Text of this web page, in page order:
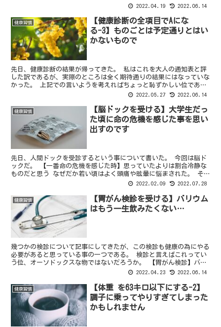
り、それが何もしなくても解消してくれるのである。 する...
2022.04.19 2022.06.14
健康習慣
【健康診断の全項目でAにな
る-3】ものごとは予定通りとはい
かないもので
先日、健康診断の結果が帰ってきた。 私はこれを大人の通知表と評
した訳であるが、実際のところは全く期待通りの結果にはなっていな
かった。 上記での言いようを考えればちょっと恥ずかしい位であ
る。 【では結果は】一年前よりも悪い、いや内容は大した事...
2022.05.27 2022.06.14
健康習慣
【脳ドックを受ける】大学生だっ
た頃に命の危機を感じた事を思い
出すのです
先日、人間ドックを受診するという事について書いた。 今回は脳ド
ックだ。 【一番命の危機を感じた時】思っていたよりは割合冷静な
ものだと思う なぜだか若い頃はよく頭痛や眩暈に悩まされた。 そ
れ以降、年を重ねても年に2回位周期的に発生していた気が...
2022.02.09 2022.07.28
健康習慣
【胃がん検診を受ける】バリウム
はもう一生飲みたくない…
幾つかの検診について記事にしてきたが、この検診も健康の為にやる
必要があると思っている事の一つである。 検診と言えばこれってい
う位、オーソドックスな物ではないだろうか。 【胃がん検診】バリ
ウムと胃カメラの２通りあります 胃がん検診には２通りあ...
2022.04.23 2022.06.14
健康習慣
【体重 を63キロ以下にする-2】
調子に乗ってやりすぎてしまった
かもしれません